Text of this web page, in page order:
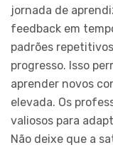
jornada de
feedback em
padrões
progresso. Isso
aprender novos
elevada. Os
valiosos para
Não deixe que a